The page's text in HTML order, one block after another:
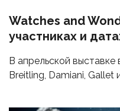
Watches and
участниках и
В апрельской
Breitling, Damiani, Gallet